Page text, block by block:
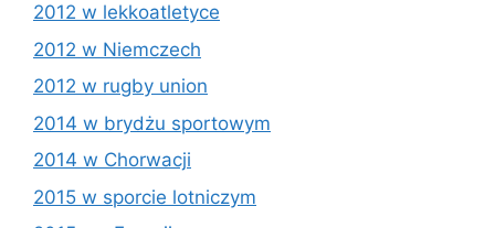
2012 w lekkoatletyce
2012 w Niemczech
2012 w rugby union
2014 w brydżu sportowym
2014 w Chorwacji
2015 w sporcie lotniczym